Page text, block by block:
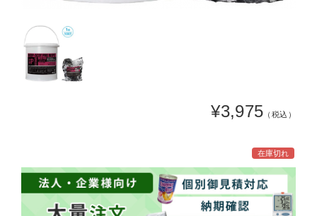
¥3,975 （税込）
在庫切れ